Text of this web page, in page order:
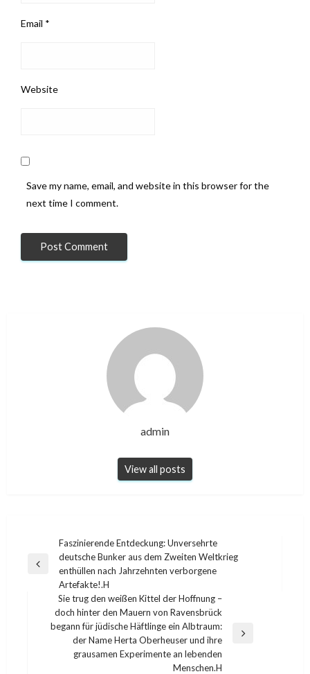
Die 90. Division der 3. US-Armee entdeckte dieses
Versteck mit Reichsbankvermögen, SS-Beute und
Salzbergwerk im deutschen Merkers gebracht worden
waren.
Email *
Website
Save my name, email, and website in this browser for the
next time I comment.
admin
View all posts
navigation
Previous
Faszinierende Entdeckung: Unversehrte
deutsche Bunker aus dem Zweiten Weltkrieg
enthüllen nach Jahrzehnten verborgene
Artefakte!.H
Sie trug den weißen Kittel der Hoffnung –
doch hinter den Mauern von Ravensbrück
begann für jüdische Häftlinge ein Albtraum:
der Name Herta Oberheuser und ihre
grausamen Experimente an lebenden
Menschen.H